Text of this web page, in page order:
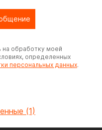
на обработку моей
определенных
персональных данных.
(1)